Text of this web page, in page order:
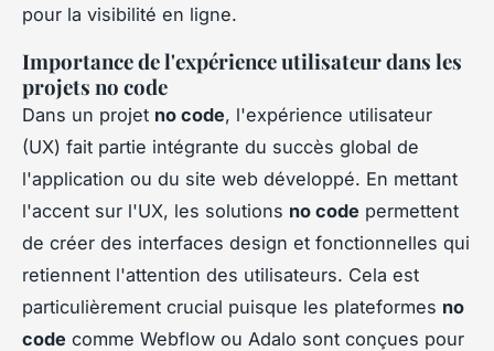
pour la visibilité en ligne.
Importance de l'expérience utilisateur dans les
projets no code
Dans un projet no code, l'expérience utilisateur
(UX) fait partie intégrante du succès global de
l'application ou du site web développé. En mettant
l'accent sur l'UX, les solutions no code permettent
de créer des interfaces design et fonctionnelles qui
retiennent l'attention des utilisateurs. Cela est
particulièrement crucial puisque les plateformes no
code comme Webflow ou Adalo sont conçues pour